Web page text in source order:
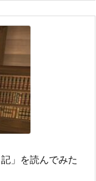
」を読んでみた